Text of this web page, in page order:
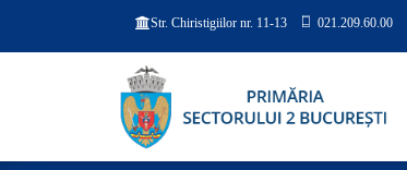
Str. Chiristigiilor nr. 11-13 021.209.60.00